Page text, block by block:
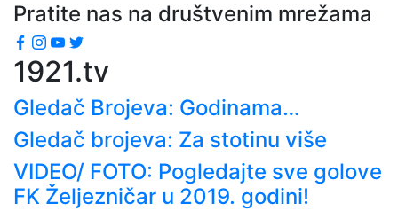
Pratite nas na društvenim mrežama
1921.tv
Gledač Brojeva: Godinama…
Gledač brojeva: Za stotinu više
VIDEO/ FOTO: Pogledajte sve golove
FK Željezničar u 2019. godini!